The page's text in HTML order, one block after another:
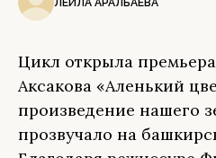
Цикл открыла
Аксакова «Аленький
произведение нашего
прозвучало на